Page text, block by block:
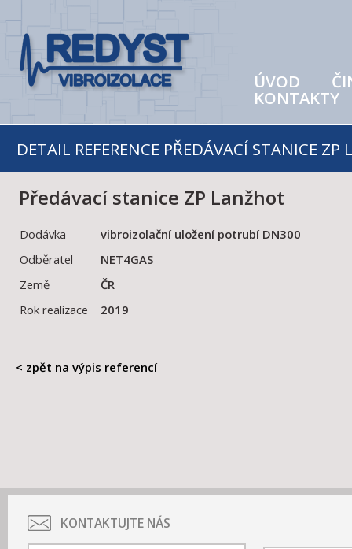
ÚVOD
KONTAKTY
DETAIL REFERENCE PŘEDÁVACÍ STANICE ZP
Předávací stanice ZP Lanžhot
Dodávka
vibroizolační uložení potrubí DN300
Odběratel
NET4GAS
Země
ČR
Rok realizace
2019
< zpět na výpis referencí
KONTAKTUJTE NÁS